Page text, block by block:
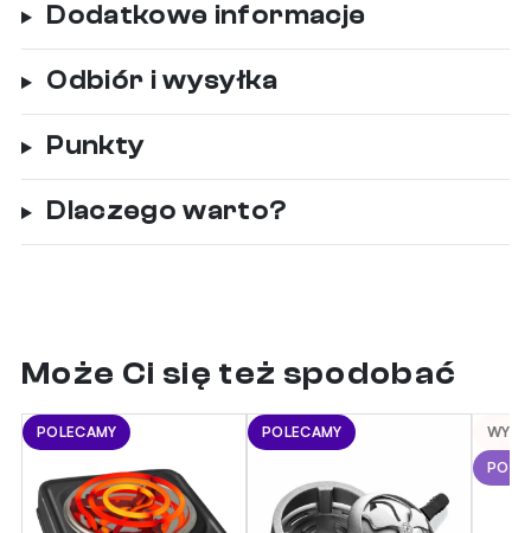
Dodatkowe informacje
Odbiór i wysyłka
Punkty
Dlaczego warto?
Może Ci się też spodobać
POLECAMY POLECAMY